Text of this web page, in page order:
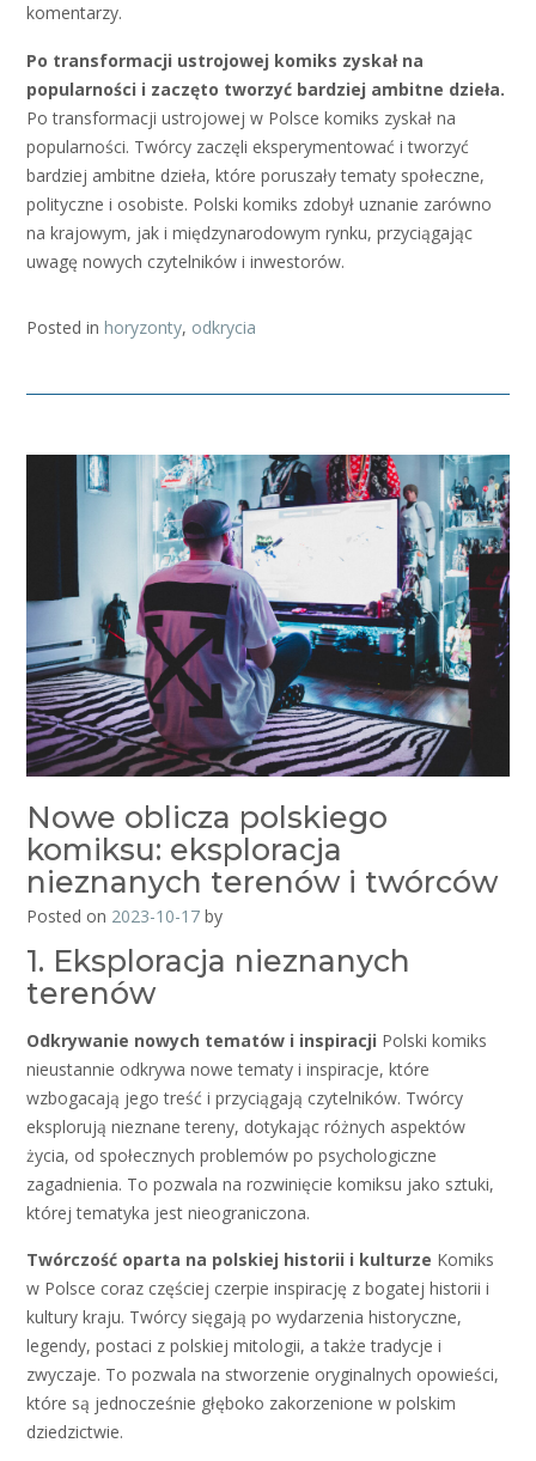
komentarzy.
Po transformacji ustrojowej komiks zyskał na
popularności i zaczęto tworzyć bardziej ambitne dzieła.
Po transformacji ustrojowej w Polsce komiks zyskał na
popularności. Twórcy zaczęli eksperymentować i tworzyć
bardziej ambitne dzieła, które poruszały tematy społeczne,
polityczne i osobiste. Polski komiks zdobył uznanie zarówno
na krajowym, jak i międzynarodowym rynku, przyciągając
uwagę nowych czytelników i inwestorów.
Posted in horyzonty, odkrycia
Nowe oblicza polskiego
komiksu: eksploracja
nieznanych terenów i twórców
Posted on 2023-10-17 by
1. Eksploracja nieznanych
terenów
Odkrywanie nowych tematów i inspiracji Polski komiks
nieustannie odkrywa nowe tematy i inspiracje, które
wzbogacają jego treść i przyciągają czytelników. Twórcy
eksplorują nieznane tereny, dotykając różnych aspektów
życia, od społecznych problemów po psychologiczne
zagadnienia. To pozwala na rozwinięcie komiksu jako sztuki,
której tematyka jest nieograniczona.
Twórczość oparta na polskiej historii i kulturze Komiks
w Polsce coraz częściej czerpie inspirację z bogatej historii i
kultury kraju. Twórcy sięgają po wydarzenia historyczne,
legendy, postaci z polskiej mitologii, a także tradycje i
zwyczaje. To pozwala na stworzenie oryginalnych opowieści,
które są jednocześnie głęboko zakorzenione w polskim
dziedzictwie.